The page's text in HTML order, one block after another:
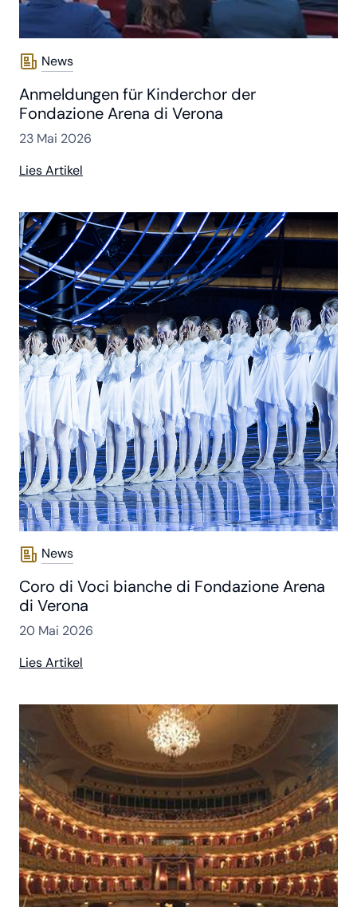
News
Anmeldungen für Kinderchor der
Fondazione Arena di Verona
23 Mai 2026
Lies Artikel
News
Coro di Voci bianche di Fondazione Arena
di Verona
20 Mai 2026
Lies Artikel